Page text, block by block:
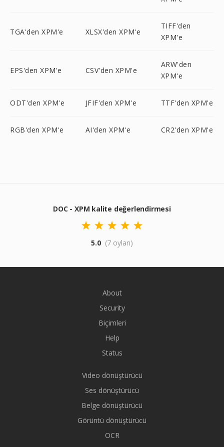
TGA'den XPM'e XLSX'den XPM'e
TIFF'den
XPM'e
EPS'den XPM'e CSV'den XPM'e
ARW'den
XPM'e
ODT'den XPM'e JFIF'den XPM'e TTF'den XPM'e
RGB'den XPM'e AI'den XPM'e CR2'den XPM'e
DOC - XPM kalite değerlendirmesi
5.0 (7 oyları)
About
Security
Biçimleri
Help
Status
Video dönüştürücü
Ses dönüştürücü
Belge dönüştürücü
Görüntü dönüştürücü
OCR